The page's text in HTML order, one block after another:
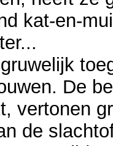
kat-en-
De
vertonen
de